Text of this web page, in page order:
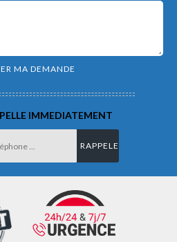
IMMEDIATEMENT